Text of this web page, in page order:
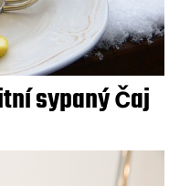
sypaný čaj